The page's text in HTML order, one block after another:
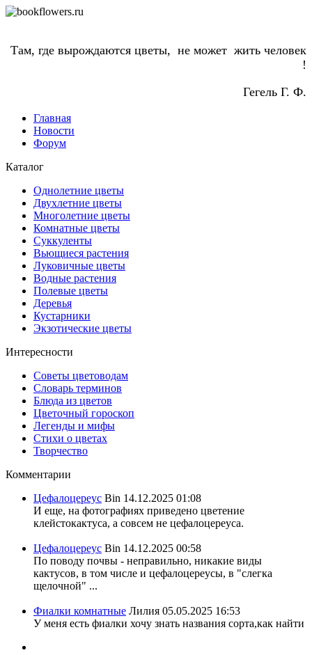
Там, где вырождаются цветы, не может жить человек
!
Гегель Г. Ф.
Главная
Новости
Форум
Каталог
Однолетние цветы
Двухлетние цветы
Многолетние цветы
Комнатные цветы
Суккуленты
Вьющиеся растения
Луковичные цветы
Водные растения
Полевые цветы
Деревья
Кустарники
Экзотические цветы
Интересности
Советы цветоводам
Словарь терминов
Блюда из цветов
Цветочный гороскоп
Легенды и мифы
Стихи о цветах
Творчество
Комментарии
Цефалоцереус Bin 14.12.2025 01:08
И еще, на фотографиях приведено цветение
клейстокактуса, а совсем не цефалоцереуса.
Цефалоцереус Bin 14.12.2025 00:58
По поводу почвы - неправильно, никакие виды
кактусов, в том числе и цефалоцереусы, в "слегка
щелочной" ...
Фиалки комнатные Лилия 05.05.2025 16:53
У меня есть фиалки хочу знать названия сорта,как найти